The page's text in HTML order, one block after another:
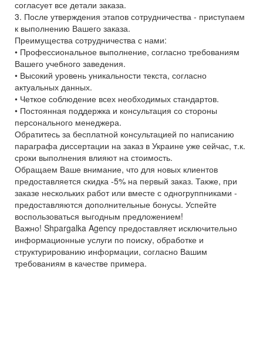
согласует все детали заказа.
3. После утверждения этапов сотрудничества - приступаем
к выполнению Вашего заказа.
Преимущества сотрудничества с нами:
• Профессиональное выполнение, согласно требованиям
Вашего учебного заведения.
• Высокий уровень уникальности текста, согласно
актуальных данных.
• Четкое соблюдение всех необходимых стандартов.
• Постоянная поддержка и консультация со стороны
персонального менеджера.
Обратитесь за бесплатной консультацией по написанию
параграфа диссертации на заказ в Украине уже сейчас, т.к.
сроки выполнения влияют на стоимость.
Обращаем Ваше внимание, что для новых клиентов
предоставляется скидка -5% на первый заказ. Также, при
заказе нескольких работ или вместе с одногруппниками -
предоставляются дополнительные бонусы. Успейте
воспользоваться выгодным предложением!
Важно! Shpargalka Agency предоставляет исключительно
информационные услуги по поиску, обработке и
структурированию информации, согласно Вашим
требованиям в качестве примера.